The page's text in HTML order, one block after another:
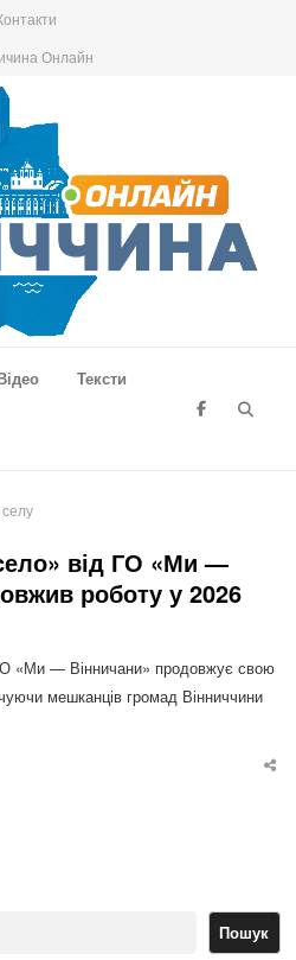
Онлайн
Тексти
від ГО «Ми —
роботу у 2026
«Ми — Вінничани» продовжує свою
мешканців громад Вінниччини
Пошук